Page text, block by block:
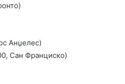
Анџелес)
Сан Франциско)